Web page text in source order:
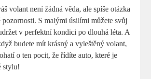
volant není žádná věda, ale spíše otázka
S malými úsilími můžete svůj
v perfektní kondici po dlouhá léta. A
budete mít krásný a vyleštěný volant,
o ten pocit, že řídíte auto, které je
stylu!